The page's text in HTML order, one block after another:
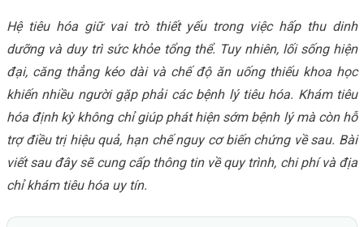
Hệ tiêu hóa giữ vai trò thiết yếu trong việc hấp thu dinh
dưỡng và duy trì sức khỏe tổng thể. Tuy nhiên, lối sống hiện
đại, căng thẳng kéo dài và chế độ ăn uống thiếu khoa học
khiến nhiều người gặp phải các bệnh lý tiêu hóa. Khám tiêu
hóa định kỳ không chỉ giúp phát hiện sớm bệnh lý mà còn hỗ
trợ điều trị hiệu quả, hạn chế nguy cơ biến chứng về sau. Bài
viết sau đây sẽ cung cấp thông tin về quy trình, chi phí và địa
chỉ khám tiêu hóa uy tín.